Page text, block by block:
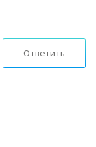
Ответить